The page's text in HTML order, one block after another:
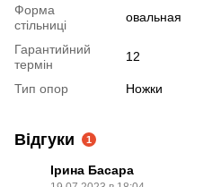
Форма
стільниці
овальная
Гарантийний
термін
12
Тип опор Ножки
Відгуки 1
Ірина Басара